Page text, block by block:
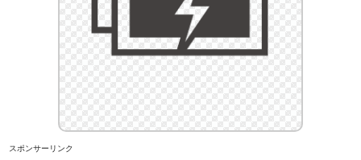
スポンサーリンク